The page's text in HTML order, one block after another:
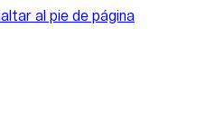
al pie de página